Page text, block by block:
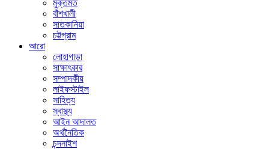
মুক্তমত
বাঁশখালী
সাতকানিয়া
চট্টগ্রাম
আরো
লোহাগাড়া
সাক্ষাৎকার
সম্পাদকীয়
লাইফস্টাইল
সাহিত্য
স্বাস্থ্য
আইন আদালত
অর্থনৈতিক
চন্দনাইশ